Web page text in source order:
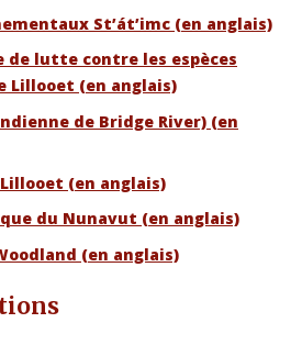
St’át’imc (en anglais)
de lutte contre les espèces
Lillooet (en anglais)
de Bridge River) (en
(en anglais)
du Nunavut (en anglais)
(en anglais)